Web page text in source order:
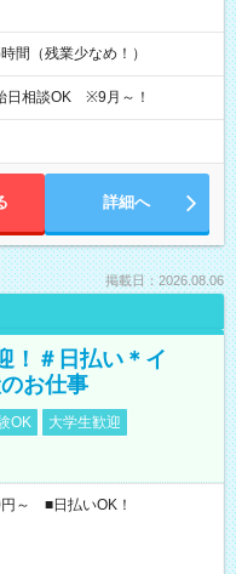
間（残業少なめ！）
相談OK ※9月～！
詳細へ
掲載日：2026.08.06
！＃日払い＊イ
お仕事
OK
大学生歓迎
～ ■日払いOK！